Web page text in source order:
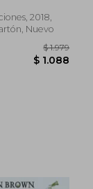
2018,
Nuevo